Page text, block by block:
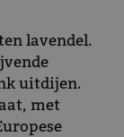
lavendel.
uitdijen.
met